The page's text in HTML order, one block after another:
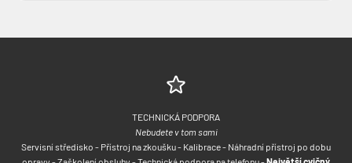
TECHNICKÁ PODPORA
Nebudete v tom sami
Servisní středisko - Přístroj na zkoušku - Kalibrace - Náhradní přístroj po dobu